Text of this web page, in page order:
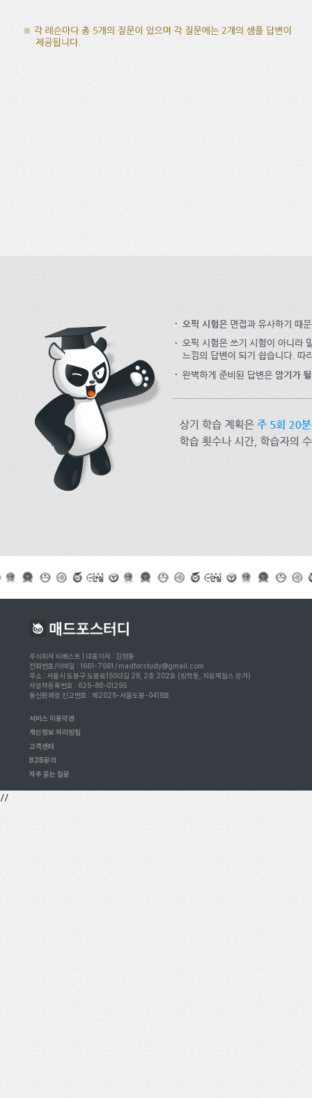
주식회사 비베스트 | 대표이사 : 김정동
전화번호/이메일 : 1661-7661 / madforstudy@gmail.com
주소 : 서울시 도봉구 도봉로150다길 28, 2층 202호 (방학동, 지음재힐스 상가)
사업자등록번호 : 625-88-01295
통신판매업 신고번호 : 제2025-서울도봉-0418호
서비스 이용약관
개인정보 처리방침
고객센터
B2B문의
자주 묻는 질문
//